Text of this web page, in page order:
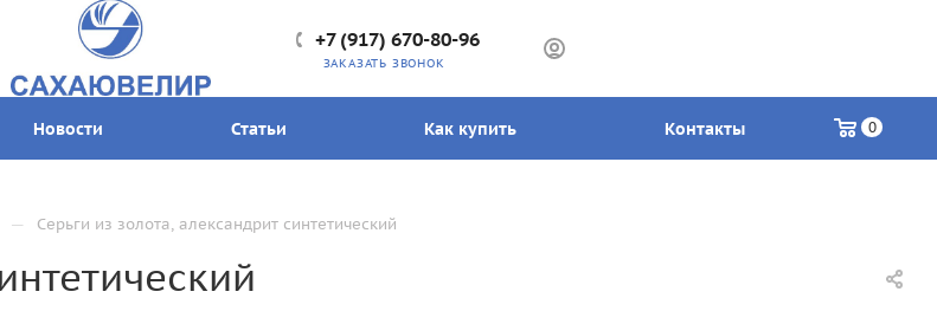
+7 (917) 670-80-96
ЗАКАЗАТЬ ЗВОНОК
0
Новости Статьи Как купить Контакты
— Серьги из золота, александрит синтетический